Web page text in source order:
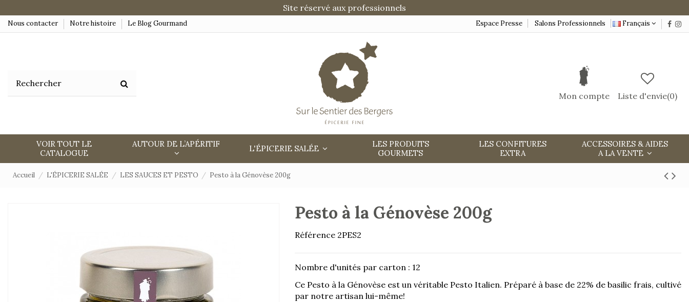
Site réservé aux professionnels
Nous contacter Notre histoire Le Blog Gourmand Espace Presse Salons Professionnels Français
Mon compte Liste d'envie(0)
VOIR TOUT LE
CATALOGUE
AUTOUR DE L’APÉRITIF L'ÉPICERIE SALÉE
LES PRODUITS
GOURMETS
LES CONFITURES
EXTRA
ACCESSOIRES & AIDES
A LA VENTE
Accueil L'ÉPICERIE SALÉE LES SAUCES ET PESTO Pesto à la Génovèse 200g
Pesto à la Génovèse 200g
Référence 2PES2
Nombre d'unités par carton : 12
Ce Pesto à la Génovèse est un véritable Pesto Italien. Préparé à base de 22% de basilic frais, cultivé
par notre artisan lui-même!